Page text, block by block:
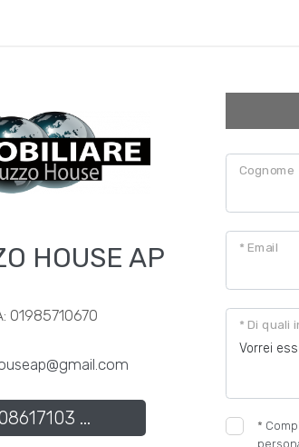
HOUSE AP
01985710670
...
Cognome
* Email
* Di quali
*